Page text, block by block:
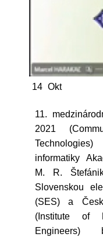
14 Okt
11.
2021
informatiky
M. R.
Slovenskou
(SES) a
(Institute of
Engineers)